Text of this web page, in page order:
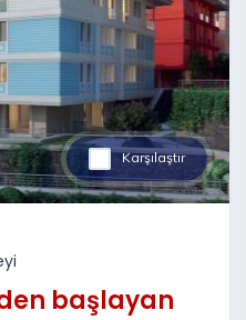
Karşılaştır
başlayan